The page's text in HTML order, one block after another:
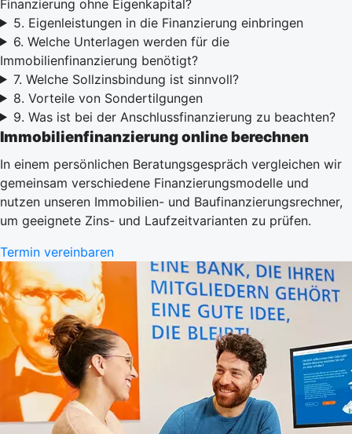
Finanzierung ohne Eigenkapital?
5. Eigenleistungen in die Finanzierung einbringen
6. Welche Unterlagen werden für die
Immobilienfinanzierung benötigt?
7. Welche Sollzinsbindung ist sinnvoll?
8. Vorteile von Sondertilgungen
9. Was ist bei der Anschlussfinanzierung zu beachten?
Immobilienfinanzierung online berechnen
In einem persönlichen Beratungsgespräch vergleichen wir
gemeinsam verschiedene Finanzierungsmodelle und
nutzen unseren Immobilien- und Baufinanzierungsrechner,
um geeignete Zins- und Laufzeitvarianten zu prüfen.
Termin vereinbaren